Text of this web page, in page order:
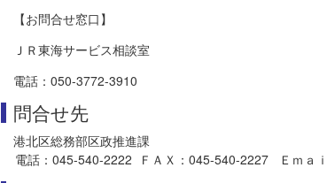
【お問合せ窓口】
ＪＲ東海サービス相談室
電話：050-3772-3910
問合せ先
港北区総務部区政推進課
電話：045-540-2222 ＦＡＸ：045-540-2227 Ｅｍａ